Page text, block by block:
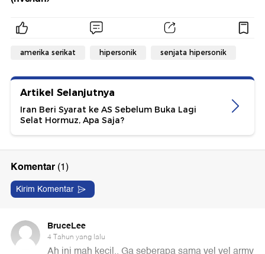
amerika serikat hipersonik senjata hipersonik
Artikel Selanjutnya
Iran Beri Syarat ke AS Sebelum Buka Lagi
Selat Hormuz, Apa Saja?